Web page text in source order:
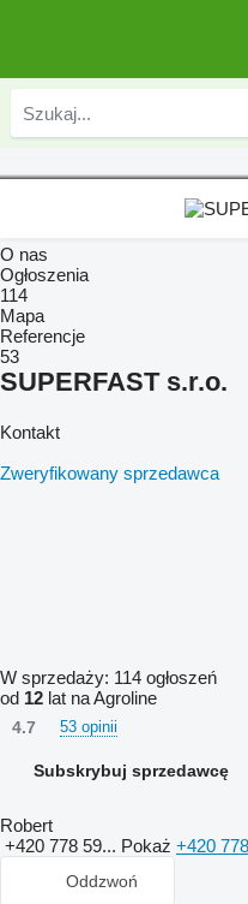
O nas
Ogłoszenia
114
Mapa
Referencje
53
SUPERFAST s.r.o.
Kontakt
Zweryfikowany sprzedawca
W sprzedaży: 114 ogłoszeń
od 12 lat na Agroline
4.7 53 opinii
Subskrybuj sprzedawcę
Robert
+420 778 59... Pokaż +420
Oddzwoń